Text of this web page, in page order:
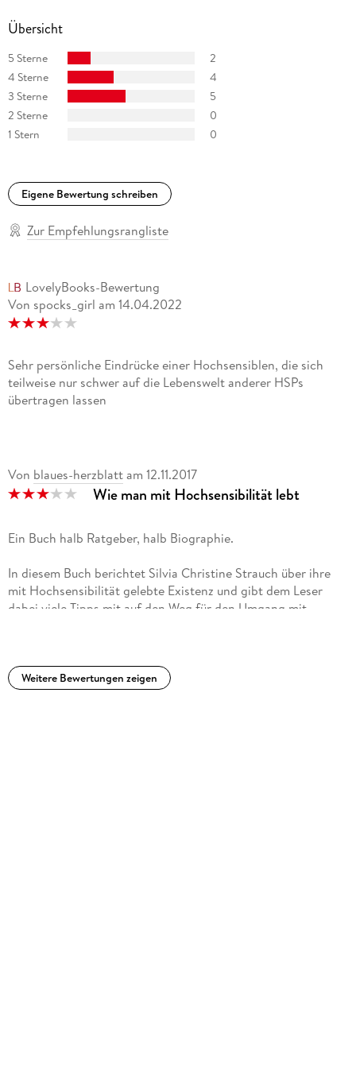
Übersicht
5 Sterne
2
4 Sterne
4
3 Sterne
5
2 Sterne
0
1 Stern
0
Eigene Bewertung schreiben
Zur Empfehlungsrangliste
LovelyBooks-Bewertung
Von spocks_girl am 14.04.2022
Sehr persönliche Eindrücke einer Hochsensiblen, die sich
teilweise nur schwer auf die Lebenswelt anderer HSPs
übertragen lassen
Von blaues-herzblatt am 12.11.2017
Wie man mit Hochsensibilität lebt
Ein Buch halb Ratgeber, halb Biographie.
In diesem Buch berichtet Silvia Christine Strauch über ihre
mit Hochsensibilität gelebte Existenz und gibt dem Leser
dabei viele Tipps mit auf den Weg für den Umgang mit
Hochsensiblen richten, sondern auch an das äußere Umfeld
und das wenn ich es richtig verstanden habe, der Statistik
Weitere Bewertungen zeigen